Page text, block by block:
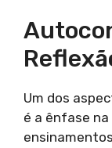
Um dos
é a ênfase na